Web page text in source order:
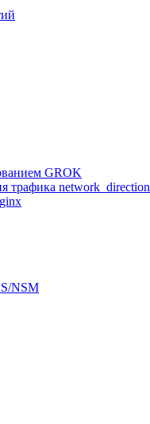
GROK
трафика network_direction
NSM